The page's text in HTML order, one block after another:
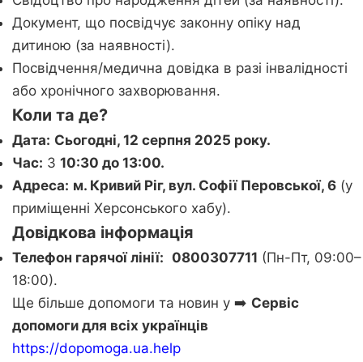
Документ, що посвідчує законну опіку над
дитиною (за наявності).
Посвідчення/медична довідка в разі інвалідності
або хронічного захворювання.
Коли та де?
Дата: Сьогодні, 12 серпня 2025 року.
Час: З 10:30 до 13:00.
Адреса: м. Кривий Ріг, вул. Софії Перовської, 6 (у
приміщенні Херсонського хабу).
Довідкова інформація
Телефон гарячої лінії: 0800307711 (Пн-Пт, 09:00–
18:00).
Ще більше допомоги та новин у ➡️ Сервіс
допомоги для всіх українців
https://dopomoga.ua.help